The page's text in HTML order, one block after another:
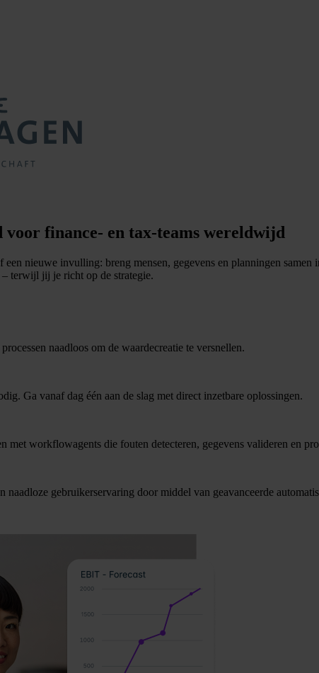
voor finance- en tax-teams wereldwijd
nieuwe invulling: breng mensen, gegevens en planningen
terwijl jij je richt op de strategie.
naadloos om de waardecreatie te versnellen.
Ga vanaf dag één aan de slag met direct inzetbare oplossingen.
met workflowagents die fouten detecteren, gegevens valideren en
gebruikerservaring door middel van geavanceerde